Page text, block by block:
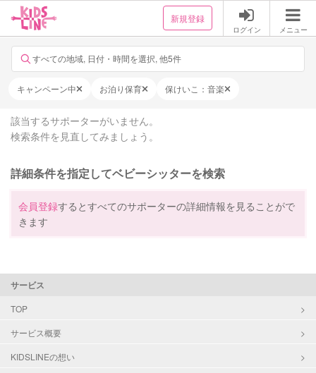
新規登録
ログイン メニュー
すべての地域, 日付・時間を選択, 他5件
キャンペーン中 お泊り保育 保けいこ：音楽
該当するサポーターがいません。
検索条件を見直してみましょう。
詳細条件を指定してベビーシッターを検索
会員登録するとすべてのサポーターの詳細情報を見ることがで
きます
サービス
TOP
サービス概要
KIDSLINEの想い